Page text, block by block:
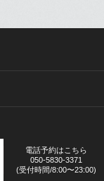
電話予約はこちら
050-5830-3371
(受付時間/8:00〜23:00)
阪梅田院
宿院
コラム紹介